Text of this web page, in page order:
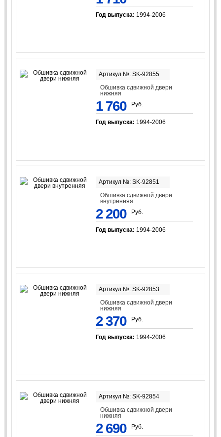
Год выпуска: 1994-2006
Артикул №: SK-92855
Обшивка сдвижной двери
нижняя
1 760 Руб.
Год выпуска: 1994-2006
Артикул №: SK-92851
Обшивка сдвижной двери
внутренняя
2 200 Руб.
Год выпуска: 1994-2006
Артикул №: SK-92853
Обшивка сдвижной двери
нижняя
2 370 Руб.
Год выпуска: 1994-2006
Артикул №: SK-92854
Обшивка сдвижной двери
нижняя
2 690 Руб.